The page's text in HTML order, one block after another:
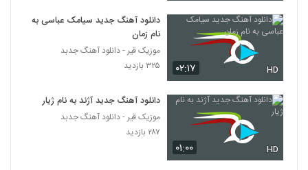
۰۲:۱۷ HD
دانلود آهنگ جدید سیامک عباسی به
نام زمان
موزیک قیر - دانلود آهنگ جدبد
۳۲۵ بازدید
۰۱:۰۰ HD
دانلود آهنگ جدید آژند به نام ژیار
موزیک قیر - دانلود آهنگ جدبد
۲۸۷ بازدید